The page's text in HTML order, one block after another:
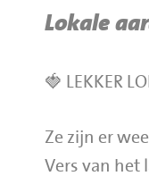
Lokale
🍓 LEKKER
Ze zijn er
Vers van het